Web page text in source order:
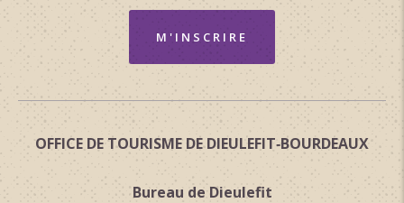
M'INSCRIRE
OFFICE DE TOURISME DE DIEULEFIT‑BOURDEAUX
Bureau de Dieulefit